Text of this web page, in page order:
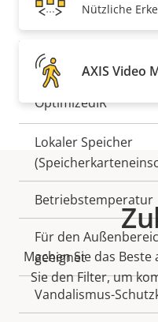
Integrierte IR-
OptimizedIR
Lokaler Speicher
Betriebstemperatur
Für den
geeignet
Vandalismus-
Nützliche
AXIS Video
Machen Sie das
Sie den Filter, um